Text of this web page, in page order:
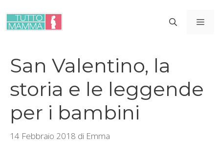
contenuto
San Valentino, la
storia e le leggende
per i bambini
14 Febbraio 2018 di Emma